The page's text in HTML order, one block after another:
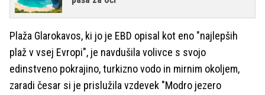
Plaža Glarokavos, ki jo je EBD opisal kot eno "najlepših
plaž v vsej Evropi", je navdušila volivce s svojo
edinstveno pokrajino, turkizno vodo in mirnim okoljem,
zaradi česar si je prislužila vzdevek "Modro jezero